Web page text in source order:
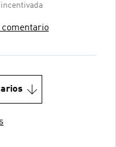
comentario